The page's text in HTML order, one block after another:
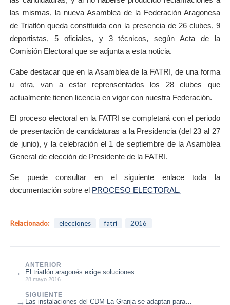
las mismas, la nueva Asamblea de la Federación Aragonesa
de Triatlón queda constituida con la presencia de 26 clubes, 9
deportistas, 5 oficiales, y 3 técnicos, según Acta de la
Comisión Electoral que se adjunta a esta noticia.
Cabe destacar que en la Asamblea de la FATRI, de una forma
u otra, van a estar reprensentados los 28 clubes que
actualmente tienen licencia en vigor con nuestra Federación.
El proceso electoral en la FATRI se completará con el periodo
de presentación de candidaturas a la Presidencia (del 23 al 27
de junio), y la celebración el 1 de septiembre de la Asamblea
General de elección de Presidente de la FATRI.
Se puede consultar en el siguiente enlace toda la
documentación sobre el PROCESO ELECTORAL.
Relacionado: elecciones fatri 2016
←
ANTERIOR
El triatlón aragonés exige soluciones
28 mayo 2016
SIGUIENTE
Las instalaciones del CDM La Granja se adaptan para
→